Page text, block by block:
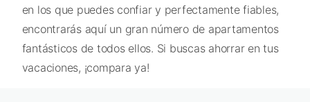
en los que puedes confiar y perfectamente fiables,
encontrarás aquí un gran número de apartamentos
fantásticos de todos ellos. Si buscas ahorrar en tus
vacaciones, ¡compara ya!